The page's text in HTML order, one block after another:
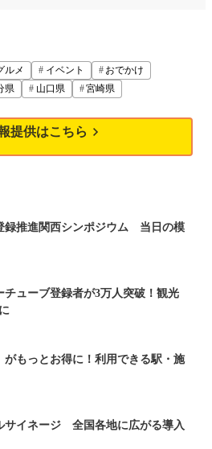
ルメ イベント
おでかけ
県 山口県 宮崎県
提供はこちら
録推進関西シンポジウム 当日の模
チューブ登録者が3万人突破！観光
がもっとお得に！利用できる駅・施
サイネージ 全国各地に広がる導入